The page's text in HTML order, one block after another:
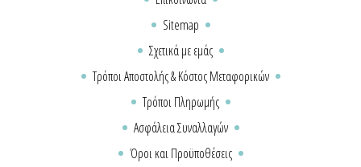
Sitemap
Σχετικά με εμάς
Τρόποι Αποστολής & Κόστος Μεταφορικών
Τρόποι Πληρωμής
Ασφάλεια Συναλλαγών
Όροι και Προϋποθέσεις